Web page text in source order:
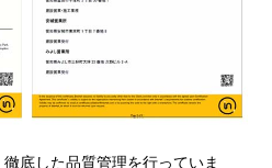
底した品質管理を行っていま